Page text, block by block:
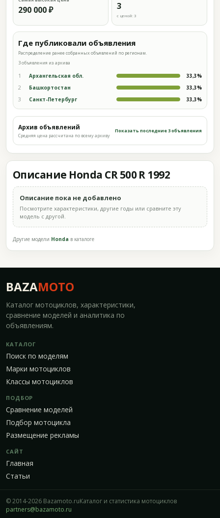
290 000 ₽ 3
с ценой: 3
Где публиковали объявления
Распределение ранее собранных объявлений по регионам.
3 объявления из архива
1 Архангельская обл. 33,3%
2 Башкортостан 33,3%
3 Санкт-Петербург 33,3%
Архив объявлений
Средняя цена рассчитана по всему архиву
Показать последние 3 объявления
Описание Honda CR 500 R 1992
Описание пока не добавлено
Посмотрите характеристики, другие годы или сравните эту
модель с другой.
Другие модели Honda в каталоге
BAZAMOTO
Каталог мотоциклов, характеристики,
сравнение моделей и аналитика по
объявлениям.
КАТАЛОГ
Поиск по моделям
Марки мотоциклов
Классы мотоциклов
ПОДБОР
Сравнение моделей
Подбор мотоцикла
Размещение рекламы
САЙТ
Главная
Статьи
© 2014-2026 Bazamoto.ruКаталог и статистика мотоциклов
partners@bazamoto.ru